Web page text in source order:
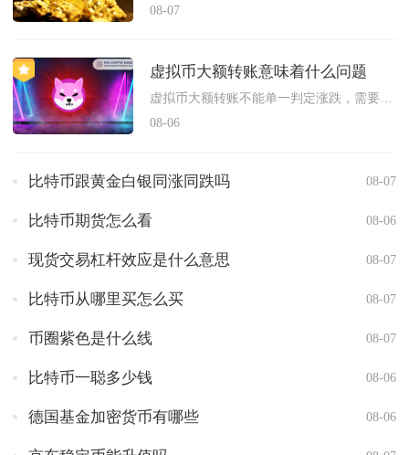
08-07
虚拟币大额转账意味着什么问题
虚拟币大额转账不能单一判定涨跌，需要结合转账地址流向、资金类...
08-06
比特币跟黄金白银同涨同跌吗 08-07
比特币期货怎么看 08-06
现货交易杠杆效应是什么意思 08-07
比特币从哪里买怎么买 08-07
币圈紫色是什么线 08-07
比特币一聪多少钱 08-06
德国基金加密货币有哪些 08-06